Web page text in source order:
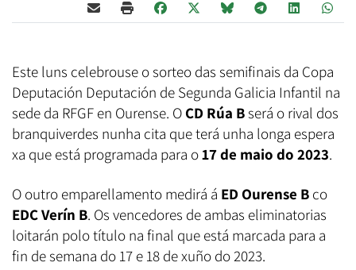
Este luns celebrouse o sorteo das semifinais da Copa
Deputación Deputación de Segunda Galicia Infantil na
sede da RFGF en Ourense. O CD Rúa Bserá o rival dos
branquiverdes nunha cita que terá unha longa espera
xa que está programada para o17 de maio do 2023.
O outro emparellamento medirá á ED Ourense B co
EDC Verín B. Os vencedores de ambas eliminatorias
loitarán polo título na final que está marcada para a
fin de semana do 17 e 18 de xuño do 2023.